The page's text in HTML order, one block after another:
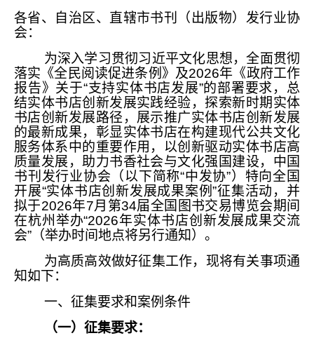
各省、自治区、直辖市书刊（出版物）发行业协
会：
为深入学习贯彻习近平文化思想，全面贯彻
落实《全民阅读促进条例》及2026年《政府工作
报告》关于“支持实体书店发展”的部署要求，总
结实体书店创新发展实践经验，探索新时期实体
书店创新发展路径，展示推广实体书店创新发展
的最新成果，彰显实体书店在构建现代公共文化
服务体系中的重要作用，以创新驱动实体书店高
质量发展，助力书香社会与文化强国建设，中国
书刊发行业协会（以下简称“中发协”）特向全国
开展“实体书店创新发展成果案例”征集活动，并
拟于2026年7月第34届全国图书交易博览会期间
在杭州举办“2026年实体书店创新发展成果交流
会”（举办时间地点将另行通知）。
为高质高效做好征集工作，现将有关事项通
知如下：
一、征集要求和案例条件
（一）征集要求：